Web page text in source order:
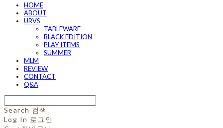
HOME
ABOUT
URVS
TABLEWARE
BLACK EDITION
PLAY ITEMS
SUMMER
MLM
REVIEW
CONTACT
Q&A
Search 검색
Log In 로그인